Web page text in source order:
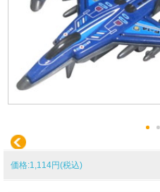
価格:1,114円(税込)